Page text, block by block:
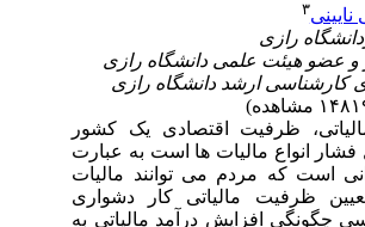
ظرفیت اقتصادی یک کشور
انواع مالیات ها است به عبارت
است که مردم می توانند مالیات
ظرفیت مالیاتی کار دشواری
افزایش درآمد مالیاتی به